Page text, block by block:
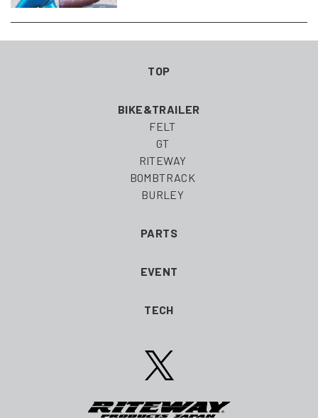
TOP
BIKE&TRAILER
FELT
GT
RITEWAY
BOMBTRACK
BURLEY
PARTS
EVENT
TECH